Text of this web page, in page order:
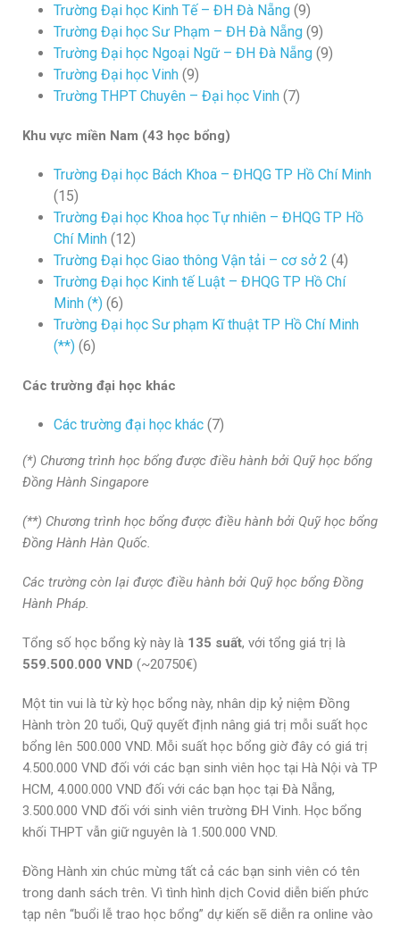
Trường Đại học Kinh Tế – ĐH Đà Nẵng (9)
Trường Đại học Sư Phạm – ĐH Đà Nẵng (9)
Trường Đại học Ngoại Ngữ – ĐH Đà Nẵng (9)
Trường Đại học Vinh (9)
Trường THPT Chuyên – Đại học Vinh (7)
Khu vực miền Nam (43 học bổng)
Trường Đại học Bách Khoa – ĐHQG TP Hồ Chí Minh
(15)
Trường Đại học Khoa học Tự nhiên – ĐHQG TP Hồ
Chí Minh (12)
Trường Đại học Giao thông Vận tải – cơ sở 2 (4)
Trường Đại học Kinh tế Luật – ĐHQG TP Hồ Chí
Minh (*) (6)
Trường Đại học Sư phạm Kĩ thuật TP Hồ Chí Minh
(**) (6)
Các trường đại học khác
Các trường đại học khác (7)
(*) Chương trình học bổng được điều hành bởi Quỹ học bổng
Đồng Hành Singapore
(**) Chương trình học bổng được điều hành bởi Quỹ học bổng
Đồng Hành Hàn Quốc.
Các trường còn lại được điều hành bởi Quỹ học bổng Đồng
Hành Pháp.
Tổng số học bổng kỳ này là 135 suất, với tổng giá trị là
559.500.000 VND (~20750€)
Một tin vui là từ kỳ học bổng này, nhân dịp kỷ niệm Đồng
Hành tròn 20 tuổi, Quỹ quyết định nâng giá trị mỗi suất học
bổng lên 500.000 VND. Mỗi suất học bổng giờ đây có giá trị
4.500.000 VND đối với các bạn sinh viên học tại Hà Nội và TP
HCM, 4.000.000 VND đối với các bạn học tại Đà Nẵng,
3.500.000 VND đối với sinh viên trường ĐH Vinh. Học bổng
khối THPT vẫn giữ nguyên là 1.500.000 VND.
Đồng Hành xin chúc mừng tất cả các bạn sinh viên có tên
trong danh sách trên. Vì tình hình dịch Covid diễn biến phức
tạp nên “buổi lễ trao học bổng” dự kiến sẽ diễn ra online vào